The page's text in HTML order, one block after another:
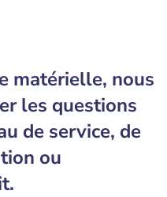
matérielle, nous
les questions
de service, de
ou